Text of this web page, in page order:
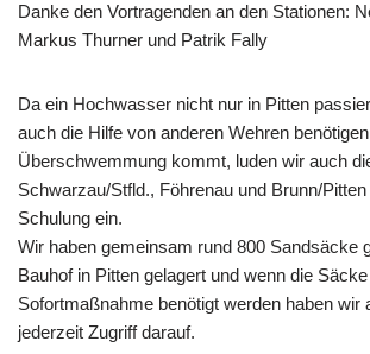
Danke den Vortragenden an den Stationen:
Markus Thurner und Patrik Fally
Da ein Hochwasser nicht nur in Pitten
auch die Hilfe von anderen Wehren
Überschwemmung kommt, luden wir auch
Schwarzau/Stfld., Föhrenau und Brunn/
Schulung ein.
Wir haben gemeinsam rund 800 Sandsäcke
Bauhof in Pitten gelagert und wenn die
Sofortmaßnahme benötigt werden haben wir
jederzeit Zugriff darauf.